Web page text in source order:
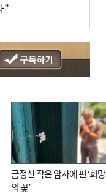
”
금정산 작은 암자에 핀 ‘희망
의 꽃’